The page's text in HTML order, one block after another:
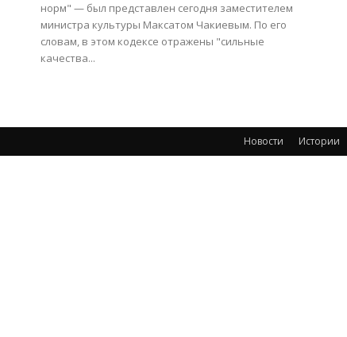
норм" — был представлен сегодня заместителем
министра культуры Максатом Чакиевым. По его
словам, в этом кодексе отражены "сильные
качества...
Новости Истории